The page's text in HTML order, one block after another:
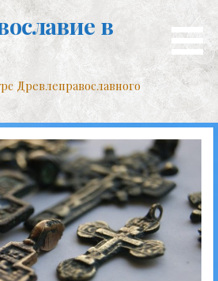
в
Древлеправославного